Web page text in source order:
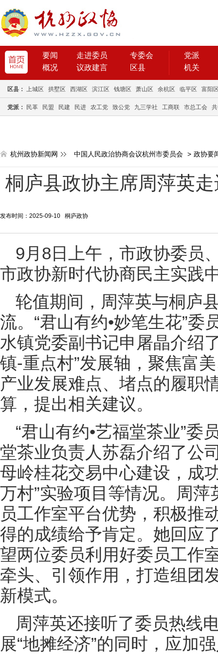
要闻 走进委员
专委会
概况
议政建言 区县
党派
机关
区县： 上城区 拱墅区 西湖区 滨江区 钱塘区 萧山区 余杭区 临平区 富阳
党派： 民革 民盟 民建 民进 农工党 致公党 九三学社 工商联 市总工会
杭州政协新闻网 中国人民政治协商会议杭州市委员会 > 政协要
桐庐县政协主席周萍英
发布时间：2025-09-10 桐庐政协
9月8日上午，市政协委员
市政协新时代协商民主实践
轮值期间，周萍英与桐庐
流。“君山有约•妙笔生花”
水镇党委副书记申屠晶介绍
镇-重点村”发展轴，聚焦富
产业发展难点、堵点的履职
算，提出相关建议。
“君山有约•艺福堂茶业”委
堂茶业负责人苏磊介绍了公
母岭桂花交易中心建设，成
万村”实验项目等情况。周
员工作室平台优势，积极推
得的成绩给予肯定。她回应
望两位委员利用好委员工作
牵头、引领作用，打造组团
新模式。
周萍英还接听了委员热线
展“地摊经济”的同时，应加